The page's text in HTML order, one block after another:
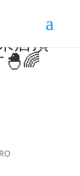
店頂
🐣🌈